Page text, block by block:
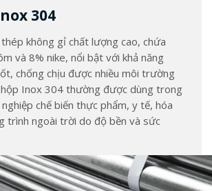
304
không gỉ chất lượng cao, chứa
và 8% nike, nổi bật với khả năng
chống chịu được nhiều môi trường
hộp Inox 304 thường được dùng trong
chế biến thực phẩm, y tế, hóa
trình ngoài trời do độ bền và sức